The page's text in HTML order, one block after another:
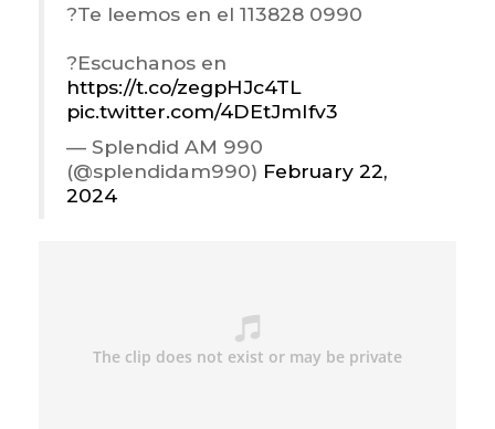
?Te leemos en el 113828 0990
?Escuchanos en
https://t.co/zegpHJc4TL
pic.twitter.com/4DEtJmIfv3
— Splendid AM 990
(@splendidam990) February 22,
2024